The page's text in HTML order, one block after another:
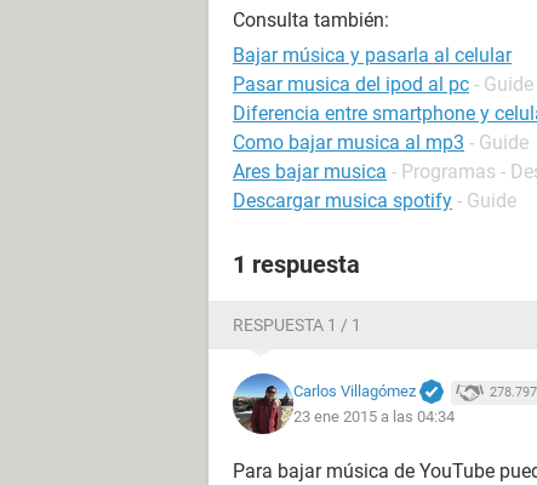
Consulta también:
Bajar música y pasarla al celular
Pasar musica del ipod al pc - Guide
Diferencia entre smartphone y
Como bajar musica al mp3 - Guide
Ares bajar musica - Programas -
Descargar musica spotify - Guide
1 respuesta
RESPUESTA 1 / 1
Carlos Villagómez 278.797
23 ene 2015 a las 04:34
Para bajar música de YouTube